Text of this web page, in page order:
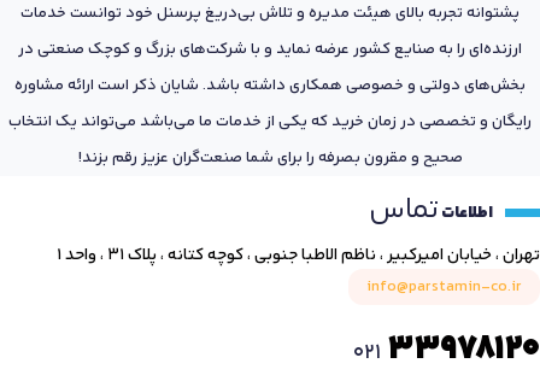
پشتوانه تجربه بالای هیئت مدیره و تلاش بی‌دریغ پرسنل خود توانست خدمات
ارزنده‌ای را به صنایع کشور عرضه نماید و با شرکت‌های بزرگ و کوچک صنعتی در
بخش‌های دولتی و خصوصی همکاری داشته باشد. شایان ذکر است ارائه مشاوره
رایگان و تخصصی در زمان خرید که یکی از خدمات ما می‌باشد می‌تواند یک انتخاب
صحیح و مقرون بصرفه را برای شما صنعت‌گران عزیز رقم بزند!
اطلاعاتتماس
تهران ، خیابان امیرکبیر ، ناظم الاطبا جنوبی ، کوچه کتانه ، پلاک ۳۱ ، واحد ۱
info@parstamin-co.ir
021 33978120